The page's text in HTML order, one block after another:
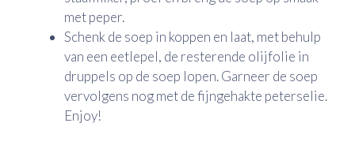
met peper.
Schenk de soep in koppen en laat, met behulp
van een eetlepel, de resterende olijfolie in
druppels op de soep lopen. Garneer de soep
vervolgens nog met de fijngehakte peterselie.
Enjoy!